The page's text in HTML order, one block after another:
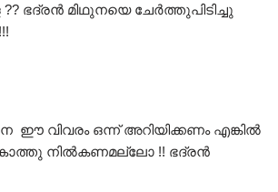
ഭദ്രൻ മിഥുനയെ ചേർത്തുപിടിച്ചു
ഈ വിവരം ഒന്ന് അറിയിക്കണം എങ്കിൽ
കാത്തു നിൽകണമല്ലോ !! ഭദ്രൻ